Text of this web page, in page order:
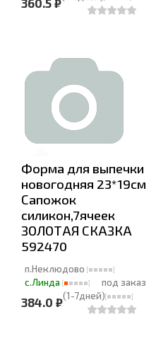
360.5 ₽
Форма для выпечки
новогодняя 23*19см
Сапожок
силикон,7ячеек
ЗОЛОТАЯ СКАЗКА
592470
п.Неклюдово
с.Линда
под заказ
(1-7дней)
384.0 ₽